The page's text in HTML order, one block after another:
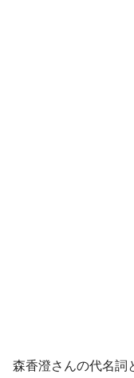
森香澄さんの代名詞